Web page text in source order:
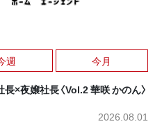
週 今月
×夜嬢社長〈Vol.2 華咲 かのん〉
2026.08.01